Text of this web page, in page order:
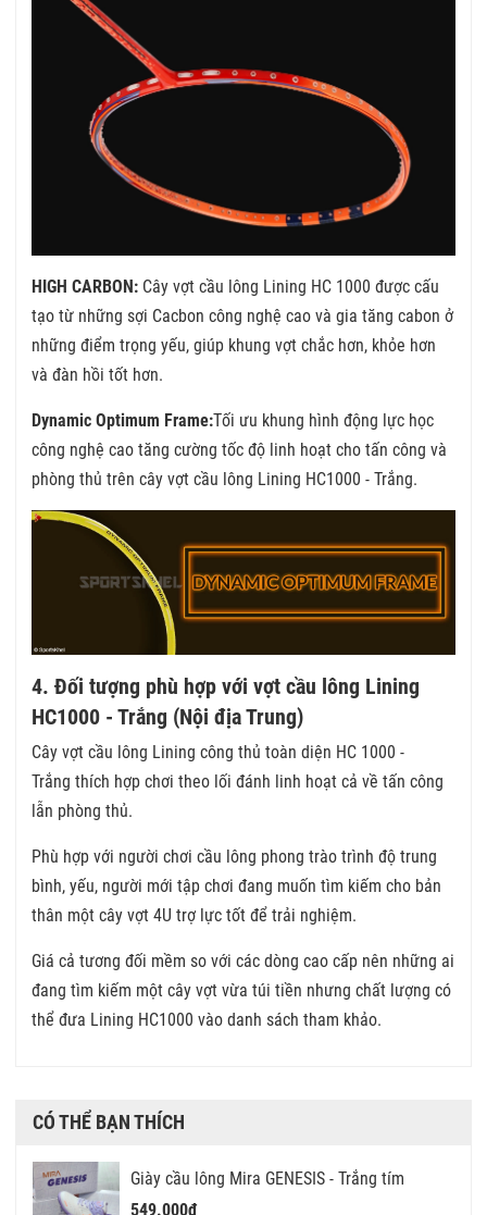
HIGH CARBON: Cây vợt cầu lông Lining HC 1000 được cấu
tạo từ những sợi Cacbon công nghệ cao và gia tăng cabon ở
những điểm trọng yếu, giúp khung vợt chắc hơn, khỏe hơn
và đàn hồi tốt hơn.
Dynamic Optimum Frame:Tối ưu khung hình động lực học
công nghệ cao tăng cường tốc độ linh hoạt cho tấn công và
phòng thủ trên cây vợt cầu lông Lining HC1000 - Trắng.
4. Đối tượng phù hợp với vợt cầu lông Lining
HC1000 - Trắng (Nội địa Trung)
Cây vợt cầu lông Lining công thủ toàn diện HC 1000 -
Trắng thích hợp chơi theo lối đánh linh hoạt cả về tấn công
lẫn phòng thủ.
Phù hợp với người chơi cầu lông phong trào trình độ trung
bình, yếu, người mới tập chơi đang muốn tìm kiếm cho bản
thân một cây vợt 4U trợ lực tốt để trải nghiệm.
Giá cả tương đối mềm so với các dòng cao cấp nên những ai
đang tìm kiếm một cây vợt vừa túi tiền nhưng chất lượng có
thể đưa Lining HC1000 vào danh sách tham khảo.
CÓ THỂ BẠN THÍCH
Giày cầu lông Mira GENESIS - Trắng tím
549.000₫